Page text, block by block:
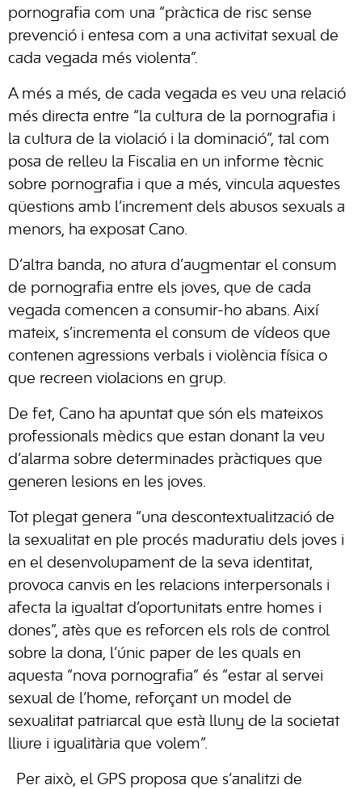
pornografia com una “pràctica de risc sense
prevenció i entesa com a una activitat sexual de
cada vegada més violenta”.
A més a més, de cada vegada es veu una relació
més directa entre “la cultura de la pornografia i
la cultura de la violació i la dominació”, tal com
posa de relleu la Fiscalia en un informe tècnic
sobre pornografia i que a més, vincula aquestes
qüestions amb l’increment dels abusos sexuals a
menors, ha exposat Cano.
D’altra banda, no atura d’augmentar el consum
de pornografia entre els joves, que de cada
vegada comencen a consumir-ho abans. Així
mateix, s’incrementa el consum de vídeos que
contenen agressions verbals i violència física o
que recreen violacions en grup.
De fet, Cano ha apuntat que són els mateixos
professionals mèdics que estan donant la veu
d’alarma sobre determinades pràctiques que
generen lesions en les joves.
Tot plegat genera “una descontextualització de
la sexualitat en ple procés maduratiu dels joves i
en el desenvolupament de la seva identitat,
provoca canvis en les relacions interpersonals i
afecta la igualtat d’oportunitats entre homes i
dones”, atès que es reforcen els rols de control
sobre la dona, l’únic paper de les quals en
aquesta “nova pornografia” és “estar al servei
sexual de l’home, reforçant un model de
sexualitat patriarcal que està lluny de la societat
lliure i igualitària que volem”.
Per això, el GPS proposa que s’analitzi de